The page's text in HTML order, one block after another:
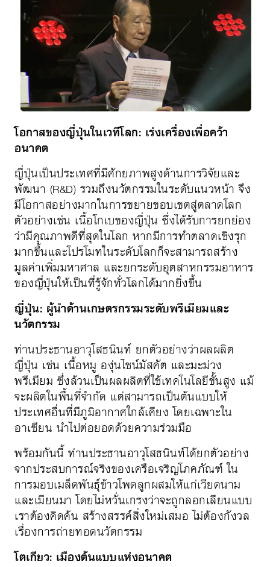
โอกาสของญี่ปุ่นในเวทีโลก: เร่งเครื่องเพื่อคว้า
อนาคต
ญี่ปุ่นเป็นประเทศที่มีศักยภาพสูงด้านการวิจัยและ
พัฒนา (R&D) รวมถึงนวัตกรรมในระดับแนวหน้า จึง
มีโอกาสอย่างมากในการขยายขอบเขตสู่ตลาดโลก
ตัวอย่างเช่น เนื้อโกเบของญี่ปุ่น ซึ่งได้รับการยกย่อง
ว่ามีคุณภาพดีที่สุดในโลก หากมีการทำตลาดเชิงรุก
มากขึ้นและโปรโมทในระดับโลกก็จะสามารถสร้าง
มูลค่าเพิ่มมหาศาล และยกระดับอุตสาหกรรมอาหาร
ของญี่ปุ่นให้เป็นที่รู้จักทั่วโลกได้มากยิ่งขึ้น
ญี่ปุ่น: ผู้นำด้านเกษตรกรรมระดับพรีเมียมและ
นวัตกรรม
ท่านประธานอาวุโสธนินท์ ยกตัวอย่างว่าผลผลิต
ญี่ปุ่น เช่น เนื้อหมู องุ่นไชน์มัสคัต และมะม่วง
พรีเมียม ซึ่งล้วนเป็นผลผลิตที่ใช้เทคโนโลยีขั้นสูง แม้
จะผลิตในพื้นที่จำกัด แต่สามารถเป็นต้นแบบให้
ประเทศอื่นที่มีภูมิอากาศใกล้เคียง โดยเฉพาะใน
อาเซียน นำไปต่อยอดด้วยความร่วมมือ
พร้อมกันนี้ ท่านประธานอาวุโสธนินท์ได้ยกตัวอย่าง
จากประสบการณ์จริงของเครือเจริญโภคภัณฑ์ ใน
การมอบเมล็ดพันธุ์ข้าวโพดลูกผสมให้แก่เวียดนาม
และเมียนมา โดยไม่หวั่นเกรงว่าจะถูกลอกเลียนแบบ
เราต้องคิดค้น สร้างสรรค์สิ่งใหม่เสมอ ไม่ต้องกังวล
เรื่องการถ่ายทอดนวัตกรรม
โตเกียว: เมืองต้นแบบแห่งอนาคต